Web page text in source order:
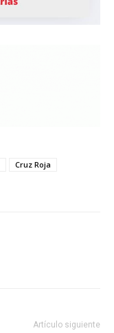
Cruz Roja
Artículo siguiente